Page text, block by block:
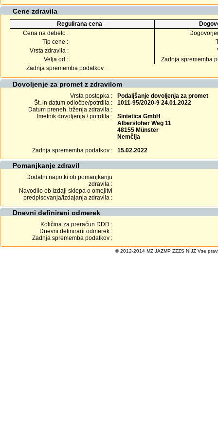
Cene zdravila
Regulirana cena
Cena na debelo :
Tip cene :
Vrsta zdravila :
Velja od :
Zadnja sprememba
Zadnja sprememba podatkov :
Dovoljenje za promet z zdravilom
Vrsta postopka :
Podaljšanje dovoljenja za promet
Št. in datum odločbe/potrdila :
1011-95/2020-9 24.01.2022
Datum preneh. trženja zdravila :
Imetnik dovoljenja / potrdila :
Sintetica GmbH
Albersloher Weg 11
48155 Münster
Nemčija
Zadnja sprememba podatkov :
15.02.2022
Pomanjkanje zdravil
Dodatni napotki ob pomanjkanju
zdravila :
Navodilo ob izdaji sklepa o omejitvi
predpisovanja/izdajanja zdravila :
Dnevni definirani odmerek
Količina za preračun DDD :
Dnevni definirani odmerek :
Zadnja sprememba podatkov :
© 2012-2014 MZ JAZMP ZZZS NIJZ Vse